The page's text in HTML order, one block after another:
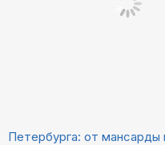
Петербурга: от